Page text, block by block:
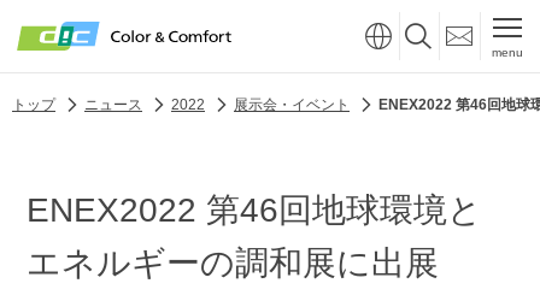
menu
トップ ニュース 2022 展示会・イベント ENEX2022 第46回地球
ENEX2022 第46回地球環境と
エネルギーの調和展に出展